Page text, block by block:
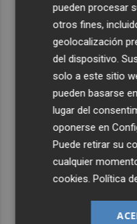
pueden procesar
otros fines,
geolocalización
del dispositivo.
solo a este sitio
pueden basarse
lugar del
oponerse en
Puede retirar su
cualquier
cookies .Política